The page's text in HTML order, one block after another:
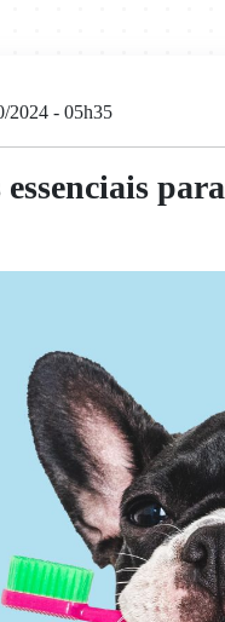
2024 - 05h35